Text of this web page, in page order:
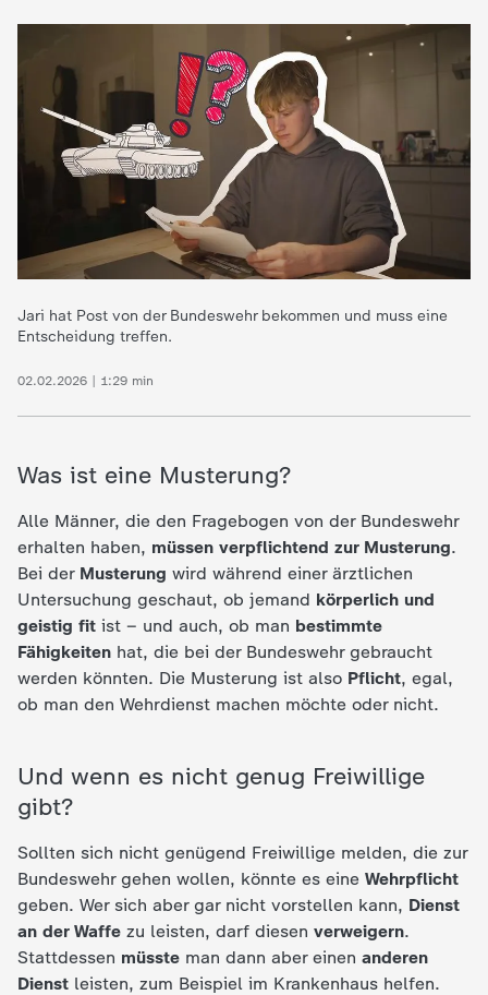
n
c
h
n
d
Jari hat Post von der Bundeswehr bekommen und muss eine
Entscheidung treffen.
02.02.2026 | 1:29 min
Was ist eine Musterung?
Alle Männer, die den Fragebogen von der Bundeswehr
erhalten haben, müssen verpflichtend zur Musterung.
Bei der Musterung wird während einer ärztlichen
Untersuchung geschaut, ob jemand körperlich und
geistig fit ist – und auch, ob man bestimmte
Fähigkeiten hat, die bei der Bundeswehr gebraucht
werden könnten. Die Musterung ist also Pflicht, egal,
ob man den Wehrdienst machen möchte oder nicht.
Und wenn es nicht genug Freiwillige
gibt?
Sollten sich nicht genügend Freiwillige melden, die zur
Bundeswehr gehen wollen, könnte es eine Wehrpflicht
geben. Wer sich aber gar nicht vorstellen kann, Dienst
an der Waffe zu leisten, darf diesen verweigern.
Stattdessen müsste man dann aber einen anderen
Dienst leisten, zum Beispiel im Krankenhaus helfen.